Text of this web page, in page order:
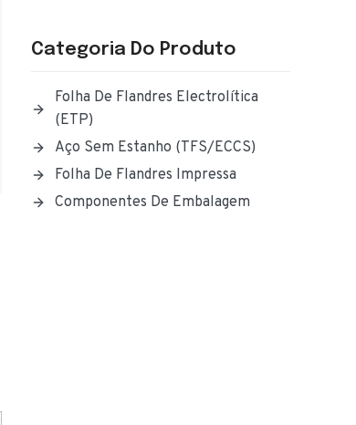
Categoria Do Produto
Folha De Flandres Electrolítica
(ETP)
Aço Sem Estanho (TFS/ECCS)
Folha De Flandres Impressa
Componentes De Embalagem